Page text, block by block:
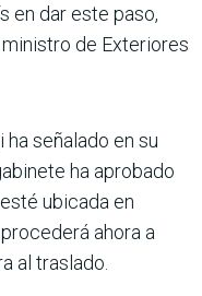
en dar este paso,
de Exteriores
señalado en su
ha aprobado
ubicada en
ahora a
al traslado.